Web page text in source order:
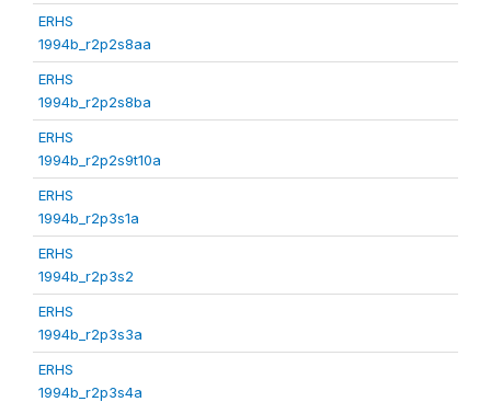
ERHS
1994b_r2p2s8aa
ERHS
1994b_r2p2s8ba
ERHS
1994b_r2p2s9t10a
ERHS
1994b_r2p3s1a
ERHS
1994b_r2p3s2
ERHS
1994b_r2p3s3a
ERHS
1994b_r2p3s4a